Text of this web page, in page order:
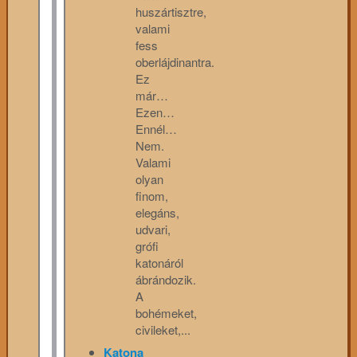
huszártisztre,
valami
fess
oberlájdinantra.
Ez
már…
Ezen…
Ennél…
Nem.
Valami
olyan
finom,
elegáns,
udvari,
grófi
katonáról
ábrándozik.
A
bohémeket,
civileket,...
Katona